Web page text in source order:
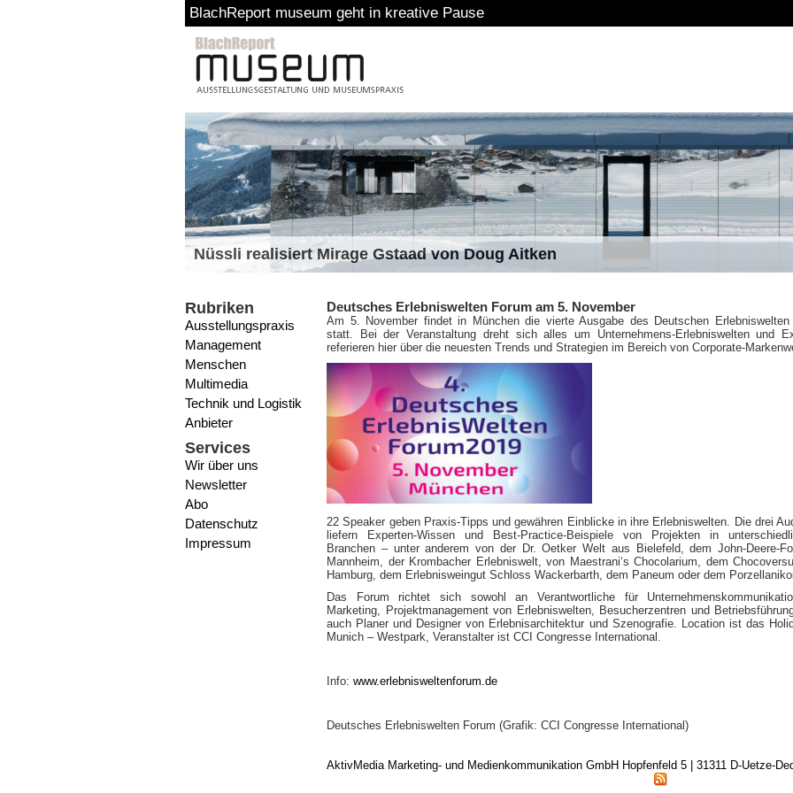
BlachReport museum geht in kreative Pause
Nüssli realisiert Mirage Gstaad von Doug Aitken
Rubriken
Ausstellungspraxis
Management
Menschen
Multimedia
Technik und Logistik
Anbieter
Services
Wir über uns
Newsletter
Abo
Datenschutz
Impressum
Deutsches Erlebniswelten Forum am 5. November
Am 5. November findet in München die vierte Ausgabe des Deutschen Erlebniswelten
statt. Bei der Veranstaltung dreht sich alles um Unternehmens-Erlebniswelten und
referieren hier über die neuesten Trends und Strategien im Bereich von Corporate-
22 Speaker geben Praxis-Tipps und gewähren Einblicke in ihre Erlebniswelten. Die drei
liefern Experten-Wissen und Best-Practice-Beispiele von Projekten in
Branchen – unter anderem von der Dr. Oetker Welt aus Bielefeld, dem John-Deere-
Mannheim, der Krombacher Erlebniswelt, von Maestrani‘s Chocolarium, dem
Hamburg, dem Erlebnisweingut Schloss Wackerbarth, dem Paneum oder dem
Das Forum richtet sich sowohl an Verantwortliche für
Marketing, Projektmanagement von Erlebniswelten, Besucherzentren und
auch Planer und Designer von Erlebnisarchitektur und Szenografie. Location ist das
Munich – Westpark, Veranstalter ist CCI Congresse International.
Info: www.erlebnisweltenforum.de
Deutsches Erlebniswelten Forum (Grafik: CCI Congresse International)
AktivMedia Marketing- und Medienkommunikation GmbH Hopfenfeld 5 | 31311 D-Uetze-